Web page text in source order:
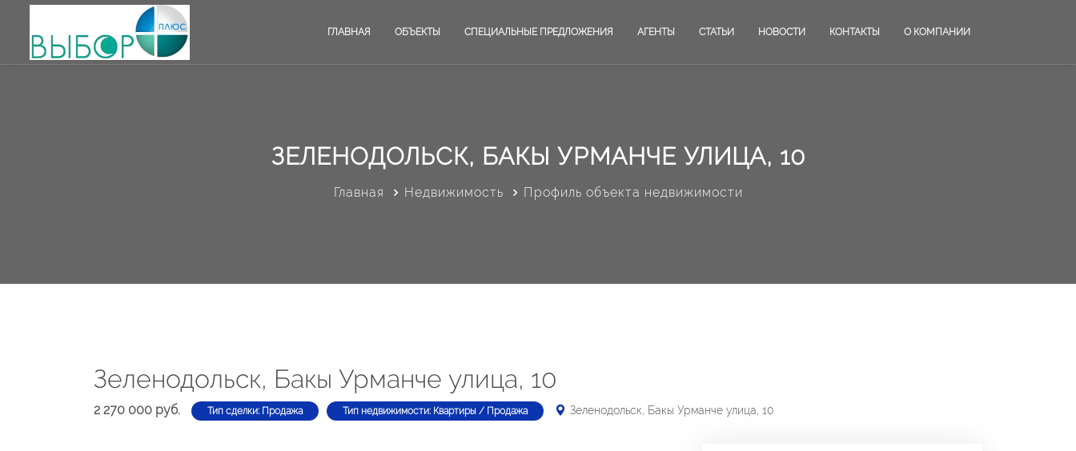
ГЛАВНАЯ ОБЪЕКТЫ СПЕЦИАЛЬНЫЕ ПРЕДЛОЖЕНИЯ АГЕНТЫ СТАТЬИ НОВОСТИ КОНТАКТЫ О КОМПАНИИ
ЗЕЛЕНОДОЛЬСК, БАКЫ УРМАНЧЕ УЛИЦА, 10
Главная Недвижимость Профиль объекта недвижимости
Зеленодольск, Бакы Урманче улица, 10
2 270 000 руб. Тип сделки: Продажа Тип недвижимости: Квартиры / Продажа Зеленодольск, Бакы Урманче улица, 10